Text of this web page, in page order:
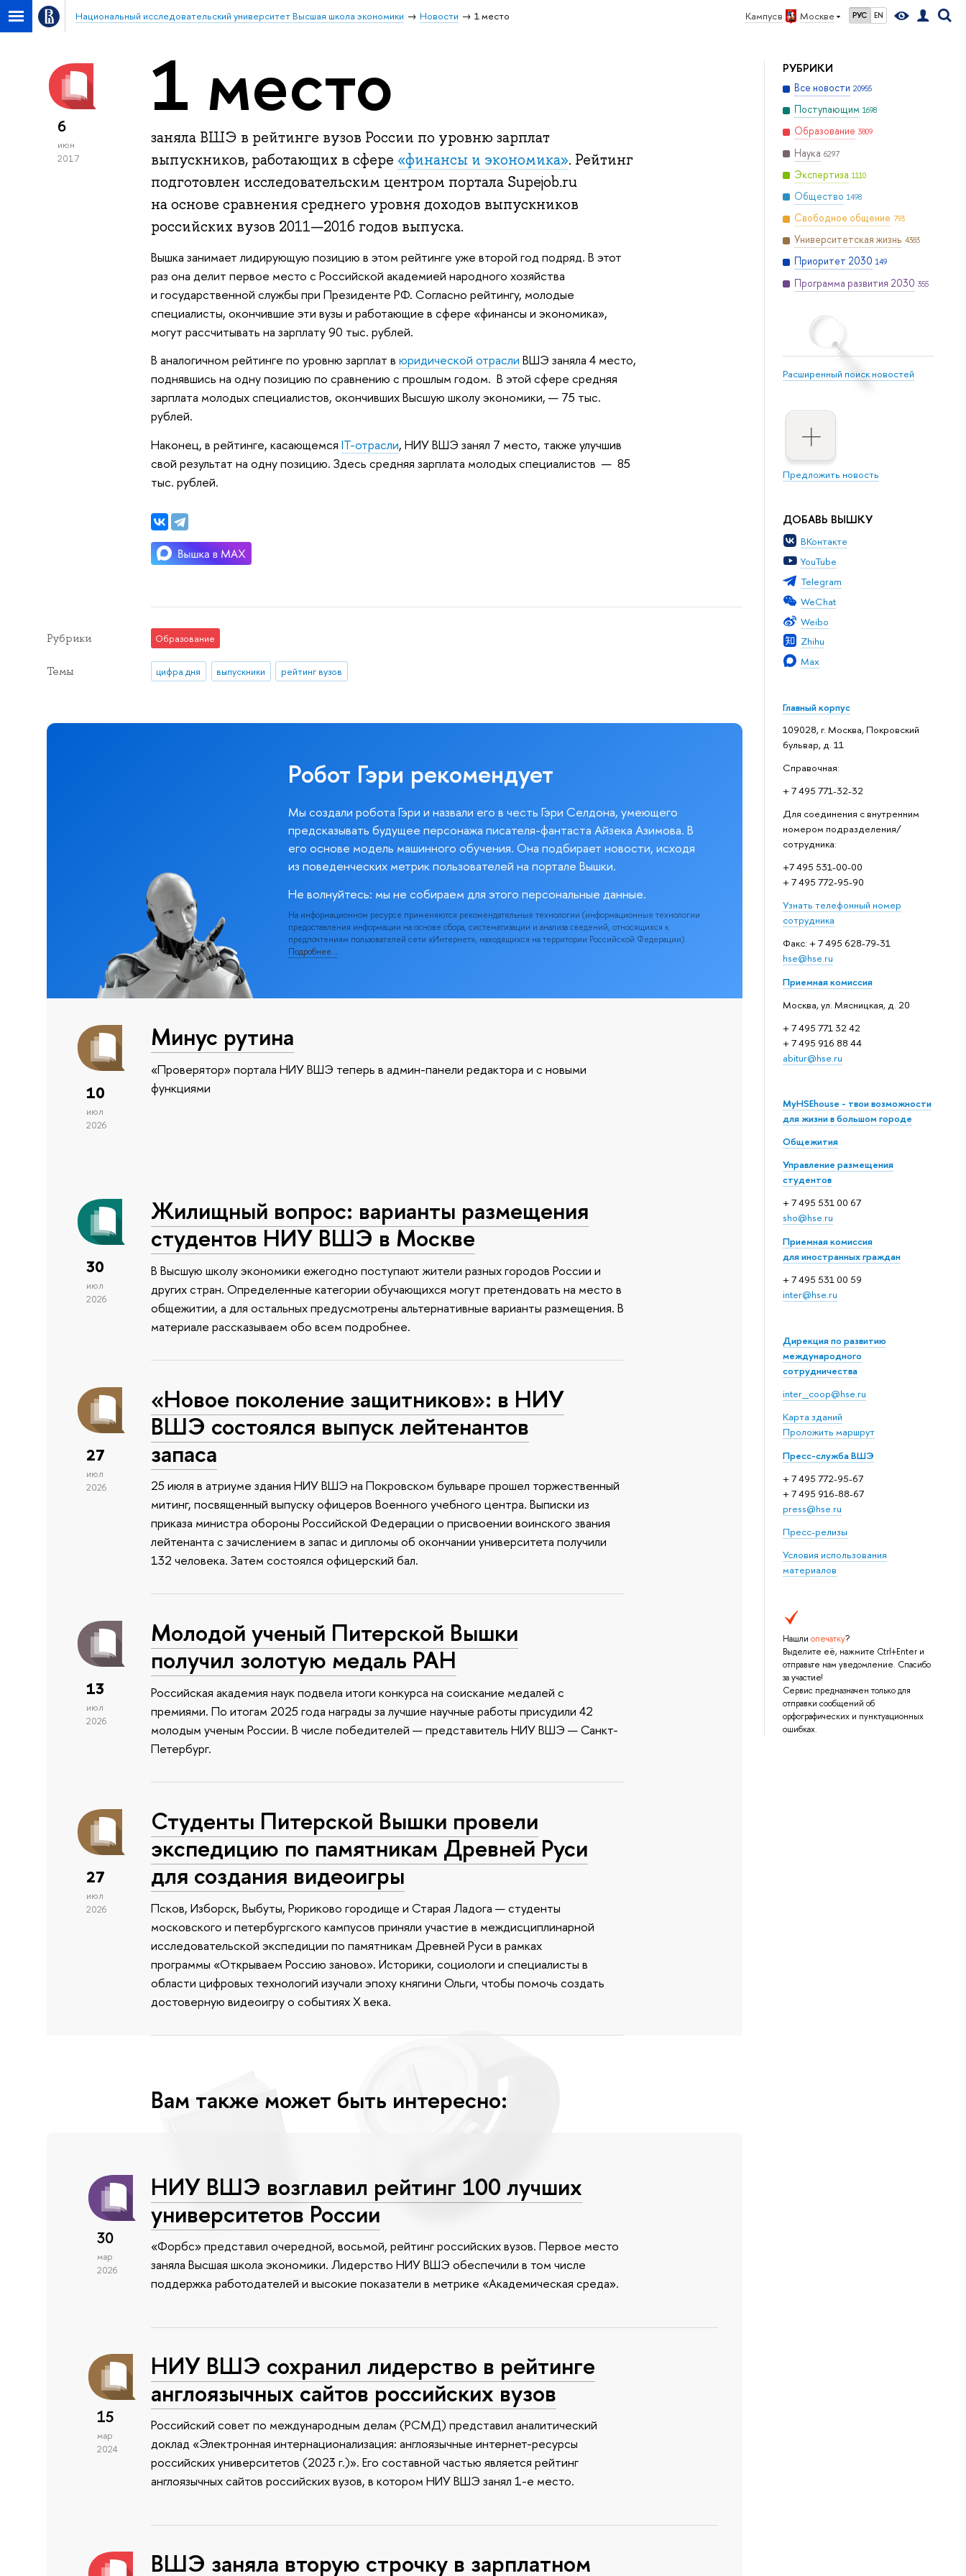
Кампус в Москве РУС EN
Национальный исследовательский университет Высшая школа экономики Новости 1 место
РУБРИКИ
Все новости 20955
Поступающим 1698
Образование 3809
Наука 6297
Экспертиза 1110
Общество 1498
Свободное общение 793
Университетская жизнь 4383
Приоритет 2030 149
Программа развития 2030 355
Расширенный поиск новостей
Предложить новость
ДОБАВЬ ВЫШКУ
ВКонтакте
YouTube
Telegram
WeChat
Weibo
Zhihu
Max
Главный корпус
109028, г. Москва, Покровский
бульвар, д. 11
Справочная:
+ 7 495 771-32-32
Для соединения с внутренним
номером подразделения/
сотрудника:
+7 495 531-00-00
+ 7 495 772-95-90
Узнать телефонный номер
сотрудника
Факс: + 7 495 628-79-31
hse@hse.ru
Приемная комиссия
Москва, ул. Мясницкая, д. 20
+ 7 495 771 32 42
+ 7 495 916 88 44
abitur@hse.ru
MyHSEhouse - твои возможности
для жизни в большом городе
Общежития
Управление размещения
студентов
+ 7 495 531 00 67
sho@hse.ru
Приемная комиссия
для иностранных граждан
+ 7 495 531 00 59
inter@hse.ru
Дирекция по развитию
международного
сотрудничества
inter_coop@hse.ru
Карта зданий
Проложить маршрут
Пресс-служба ВШЭ
+ 7 495 772-95-67
+ 7 495 916-88-67
press@hse.ru
Пресс-релизы
Условия использования
материалов
Нашли опечатку?
Выделите её, нажмите Ctrl+Enter и
отправьте нам уведомление. Спасибо
за участие!
Сервис предназначен только для
отправки сообщений об
орфографических и пунктуационных
ошибках.
6
июн
2017
1 место
заняла ВШЭ в рейтинге вузов России по уровню зарплат
выпускников, работающих в сфере «финансы и экономика». Рейтинг
подготовлен исследовательским центром портала Supejob.ru
на основе сравнения среднего уровня доходов выпускников
российских вузов 2011—2016 годов выпуска.
Вышка занимает лидирующую позицию в этом рейтинге уже второй год подряд. В этот
раз она делит первое место с Российской академией народного хозяйства
и государственной службы при Президенте РФ. Согласно рейтингу, молодые
специалисты, окончившие эти вузы и работающие в сфере «финансы и экономика»,
могут рассчитывать на зарплату 90 тыс. рублей.
В аналогичном рейтинге по уровню зарплат в юридической отрасли ВШЭ заняла 4 место,
поднявшись на одну позицию по сравнению с прошлым годом. В этой сфере средняя
зарплата молодых специалистов, окончивших Высшую школу экономики, — 75 тыс.
рублей.
Наконец, в рейтинге, касающемся IT-отрасли, НИУ ВШЭ занял 7 место, также улучшив
свой результат на одну позицию. Здесь средняя зарплата молодых специалистов — 85
тыс. рублей.
Рубрики Образование
Темы цифра дня выпускники рейтинг вузов
Робот Гэри рекомендует
Мы создали робота Гэри и назвали его в честь Гэри Селдона, умеющего
предсказывать будущее персонажа писателя-фантаста Айзека Азимова. В
его основе модель машинного обучения. Она подбирает новости, исходя
из поведенческих метрик пользователей на портале Вышки.
Не волнуйтесь: мы не собираем для этого персональные данные.
На информационном ресурсе применяются рекомендательные технологии (информационные технологии
предоставления информации на основе сбора, систематизации и анализа сведений, относящихся к
предпочтениям пользователей сети «Интернет», находящихся на территории Российской Федерации).
Подробнее…
10
июл
2026
Минус рутина
«Проверятор» портала НИУ ВШЭ теперь в админ-панели редактора и с новыми
функциями
30
июл
2026
Жилищный вопрос: варианты размещения
студентов НИУ ВШЭ в Москве
В Высшую школу экономики ежегодно поступают жители разных городов России и
других стран. Определенные категории обучающихся могут претендовать на место в
общежитии, а для остальных предусмотрены альтернативные варианты размещения. В
материале рассказываем обо всем подробнее.
27
июл
2026
«Новое поколение защитников»: в НИУ
ВШЭ состоялся выпуск лейтенантов
запаса
25 июля в атриуме здания НИУ ВШЭ на Покровском бульваре прошел торжественный
митинг, посвященный выпуску офицеров Военного учебного центра. Выписки из
приказа министра обороны Российской Федерации о присвоении воинского звания
лейтенанта с зачислением в запас и дипломы об окончании университета получили
132 человека. Затем состоялся офицерский бал.
13
июл
2026
Молодой ученый Питерской Вышки
получил золотую медаль РАН
Российская академия наук подвела итоги конкурса на соискание медалей с
премиями. По итогам 2025 года награды за лучшие научные работы присудили 42
молодым ученым России. В числе победителей — представитель НИУ ВШЭ — Санкт-
Петербург.
27
июл
2026
Студенты Питерской Вышки провели
экспедицию по памятникам Древней Руси
для создания видеоигры
Псков, Изборск, Выбуты, Рюриково городище и Старая Ладога — студенты
московского и петербургского кампусов приняли участие в междисциплинарной
исследовательской экспедиции по памятникам Древней Руси в рамках
программы «Открываем Россию заново». Историки, социологи и специалисты в
области цифровых технологий изучали эпоху княгини Ольги, чтобы помочь создать
достоверную видеоигру о событиях X века.
Вам также может быть интересно:
30
мар
2026
НИУ ВШЭ возглавил рейтинг 100 лучших
университетов России
«Форбс» представил очередной, восьмой, рейтинг российских вузов. Первое место
заняла Высшая школа экономики. Лидерство НИУ ВШЭ обеспечили в том числе
поддержка работодателей и высокие показатели в метрике «Академическая среда».
15
мар
2024
НИУ ВШЭ сохранил лидерство в рейтинге
англоязычных сайтов российских вузов
Российский совет по международным делам (РСМД) представил аналитический
доклад «Электронная интернационализация: англоязычные интернет-ресурсы
российских университетов (2023 г.)». Его составной частью является рейтинг
англоязычных сайтов российских вузов, в котором НИУ ВШЭ занял 1-е место.
ВШЭ заняла вторую строчку в зарплатном